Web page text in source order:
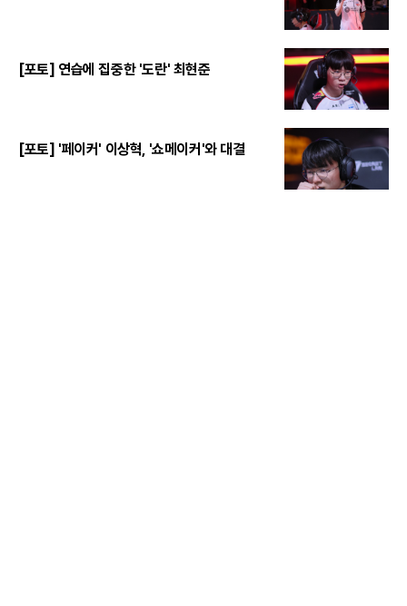
[포토] 연습에 집중한 '도란' 최현준
[포토] '페이커' 이상혁, '쇼메이커'와 대결